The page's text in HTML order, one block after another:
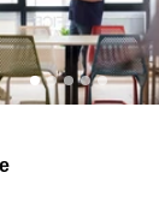
1, Wien